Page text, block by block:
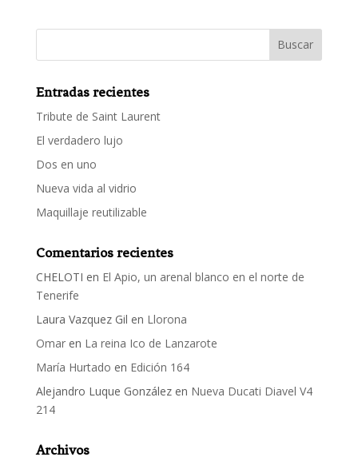
Entradas recientes
Tribute de Saint Laurent
El verdadero lujo
Dos en uno
Nueva vida al vidrio
Maquillaje reutilizable
Comentarios recientes
CHELOTI en El Apio, un arenal blanco en el norte de
Tenerife
Laura Vazquez Gil en Llorona
Omaren La reina Ico de Lanzarote
María Hurtado en Edición 164
Alejandro Luque Gonzálezen Nueva Ducati Diavel V4
214
Archivos